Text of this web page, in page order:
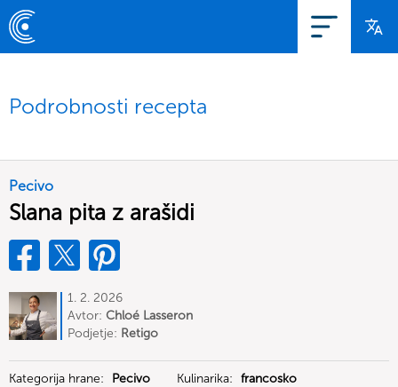
Podrobnosti recepta
Pecivo
Slana pita z arašidi
1. 2. 2026
Avtor: Chloé Lasseron
Podjetje: Retigo
Kategorija hrane: Pecivo Kulinarika: francosko